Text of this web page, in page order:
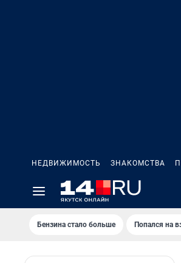
НЕДВИЖИМОСТЬ ЗНАКОМСТВА
Бензина стало больше Попался на